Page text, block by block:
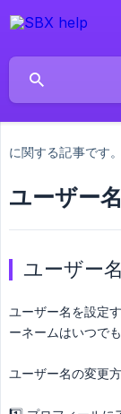
に関する記事です。
ユーザー
ユーザー
ユーザー名を設定
ーネームはいつで
ユーザー名の変更